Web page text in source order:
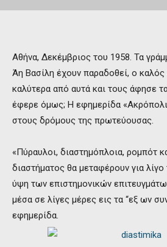
Αθήνα, Δεκέμβριος του 1958. Τα
Άη Βασίλη έχουν παραδοθεί, ο
καλύτερα από αυτά και τους άφησε
έφερε όμως; Η εφημερίδα
στους δρόμους της πρωτεύουσας.
«Πύραυλοι, διαστημόπλοια, ρομπότ
διαστήματος θα μεταφέρουν για λίγο
ύψη των επιστημονικών
μέσα σε λίγες μέρες εις τα “εξ ων
εφημερίδα.